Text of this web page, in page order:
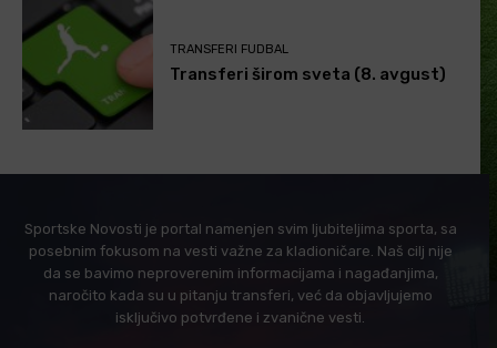
TRANSFERI FUDBAL
Transferi širom sveta (8. avgust)
Sportske Novosti je portal namenjen svim ljubiteljima sporta, sa
posebnim fokusom na vesti važne za kladioničare. Naš cilj nije
da se bavimo neproverenim informacijama i nagađanjima,
naročito kada su u pitanju transferi, već da objavljujemo
isključivo potvrđene i zvanične vesti.